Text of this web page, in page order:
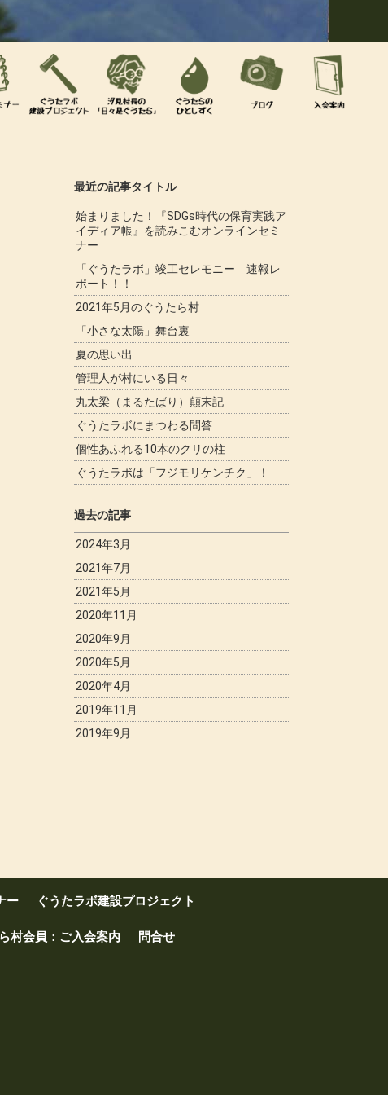
最近の記事タイトル
始まりました！『SDGs時代の保育実践ア
イディア帳』を読みこむオンラインセミ
ナー
「ぐうたラボ」竣工セレモニー 速報レ
ポート！！
2021年5月のぐうたら村
「小さな太陽」舞台裏
夏の思い出
管理人が村にいる日々
丸太梁（まるたばり）顛末記
ぐうたラボにまつわる問答
個性あふれる10本のクリの柱
ぐうたラボは「フジモリケンチク」！
過去の記事
2024年3月
2021年7月
2021年5月
2020年11月
2020年9月
2020年5月
2020年4月
2019年11月
2019年9月
ー ぐうたラボ建設プロジェクト
村会員：ご入会案内 問合せ